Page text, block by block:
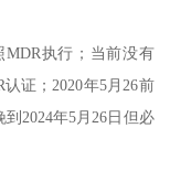
执行；当前没有
证；2020年5月26前
2024年5月26日但必